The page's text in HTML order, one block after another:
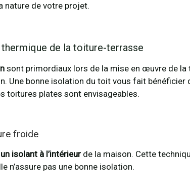
nature de votre projet.
de la toiture-terrasse
sont primordiaux lors de la mise en œuvre de
Une bonne isolation du toit vous fait bénéficier
toitures plates sont envisageables.
froide
isolant à l’intérieur de la maison. Cette
n’assure pas une bonne isolation.